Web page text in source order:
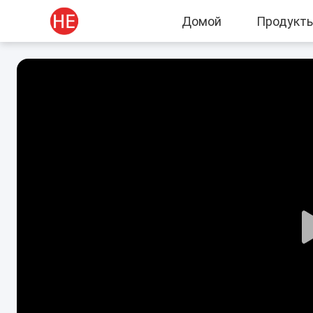
Домой